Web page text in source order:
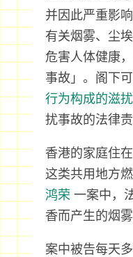
并因此严重影
有关烟雾、尘
危害人体健康
事故」。阁下
行为构成的滋扰
扰事故的法律责
香港的家庭住
这类共用地方
鸿荣一案中，
香而产生的烟
案中被告每天